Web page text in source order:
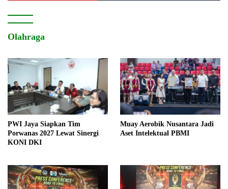
Olahraga
PWI Jaya Siapkan Tim
Porwanas 2027 Lewat Sinergi
KONI DKI
Muay Aerobik Nusantara Jadi
Aset Intelektual PBMI